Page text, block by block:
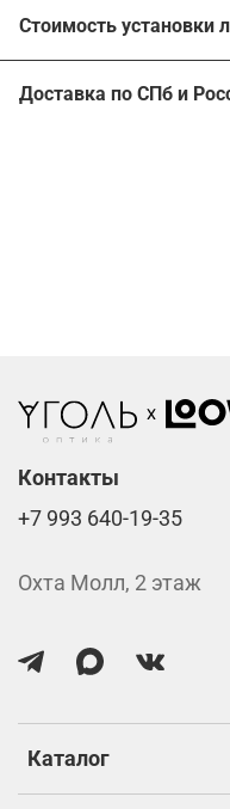
Стоимость установки
Расчитать стоимость
Доставка по СПб и
Каталог
Контакты
+7 993 640-19-35
Охта Молл, 2 этаж